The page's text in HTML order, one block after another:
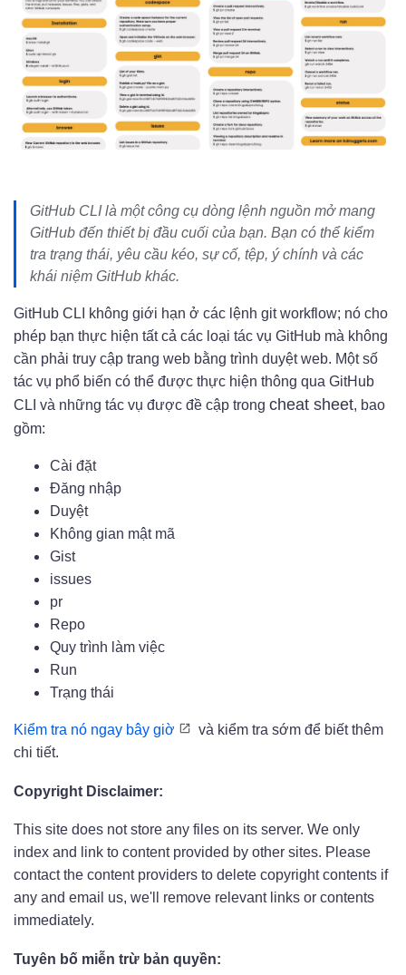
GitHub CLI là một công cụ dòng lệnh nguồn mở mang
GitHub đến thiết bị đầu cuối của bạn. Bạn có thể kiểm
tra trạng thái, yêu cầu kéo, sự cố, tệp, ý chính và các
khái niệm GitHub khác.
GitHub CLI không giới hạn ở các lệnh git workflow; nó cho
phép bạn thực hiện tất cả các loại tác vụ GitHub mà không
cần phải truy cập trang web bằng trình duyệt web. Một số
tác vụ phổ biến có thể được thực hiện thông qua GitHub
CLI và những tác vụ được đề cập trong cheat sheet, bao
gồm:
Cài đặt
Đăng nhập
Duyệt
Không gian mật mã
Gist
issues
pr
Repo
Quy trình làm việc
Run
Trạng thái
Kiểm tra nó ngay bây giờ
và kiểm tra sớm để biết thêm
chi tiết.
Copyright Disclaimer:
This site does not store any files on its server. We only
index and link to content provided by other sites. Please
contact the content providers to delete copyright contents if
any and email us, we'll remove relevant links or contents
immediately.
Tuyên bố miễn trừ bản quyền: